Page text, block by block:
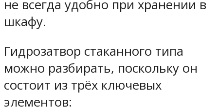
не всегда удобно при хранении в
шкафу.
Гидрозатвор стаканного типа
можно разбирать, поскольку он
состоит из трёх ключевых
элементов: